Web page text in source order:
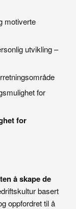
motiverte
utvikling –
for
for
å skape de
basert
oppfordret til å